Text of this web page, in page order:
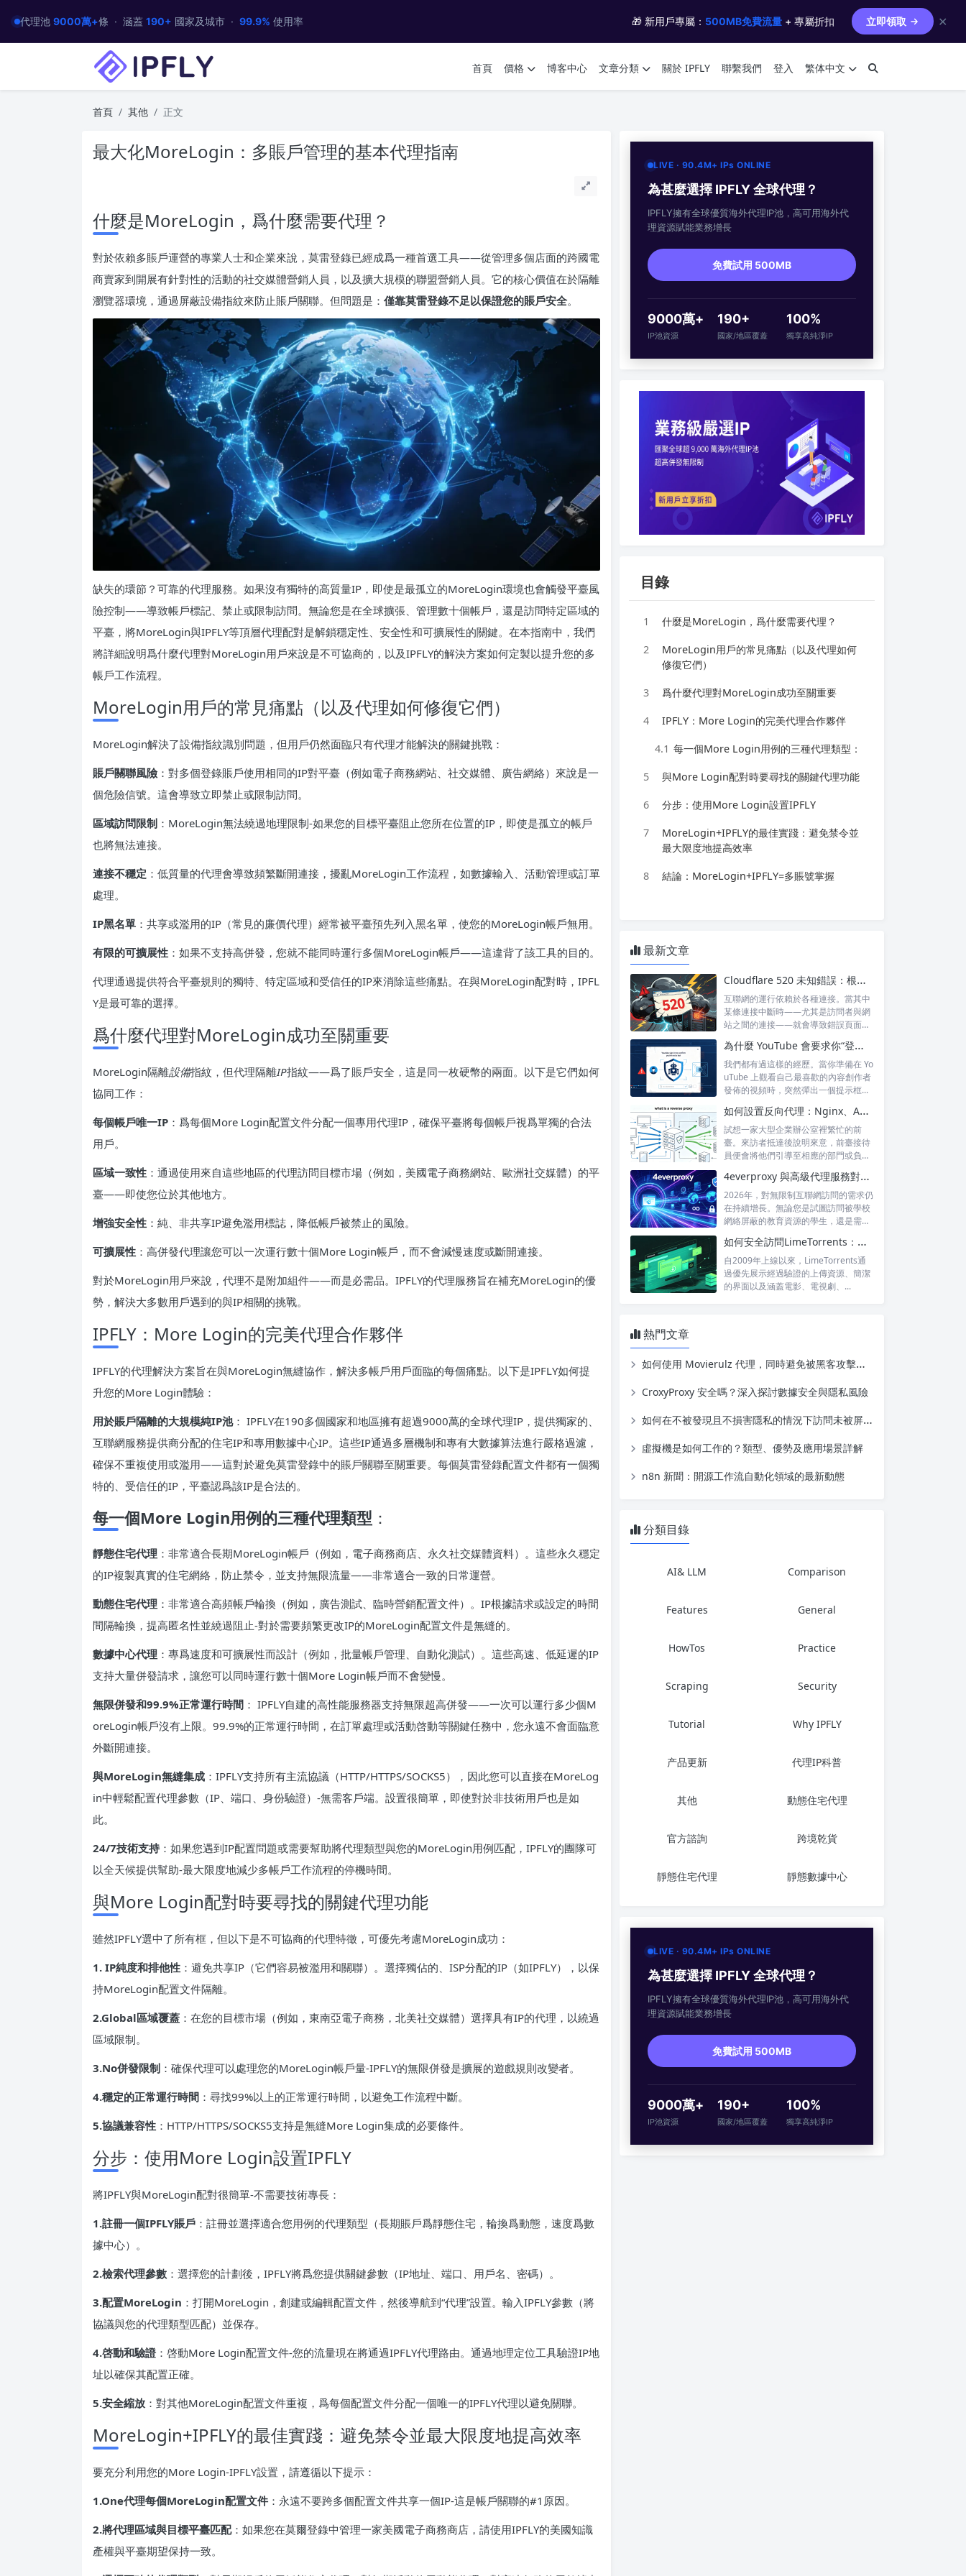
代理池 9000萬+條 · 涵蓋 190+ 國家及城市 · 99.9% 使用率 🎁 新用戶專屬： 500MB免費流量 + 專屬折扣 立即領取 ✕
首頁 價格 博客中心 文章分類 關於 IPFLY 聯繫我們 登入 繁体中文
首頁 其他 正文
最大化MoreLogin：多賬戶管理的基本代理指南
什麼是MoreLogin，爲什麼需要代理？
對於依賴多賬戶運營的專業人士和企業來說，莫雷登錄已經成爲一種首選工具——從管理多個店面的跨國電
商賣家到開展有針對性的活動的社交媒體營銷人員，以及擴大規模的聯盟營銷人員。它的核心價值在於隔離
瀏覽器環境，通過屏蔽設備指紋來防止賬戶關聯。但問題是： 僅靠莫雷登錄不足以保證您的賬戶安全。
缺失的環節？可靠的代理服務。如果沒有獨特的高質量IP，即使是最孤立的MoreLogin環境也會觸發平臺風
險控制——導致帳戶標記、禁止或限制訪問。無論您是在全球擴張、管理數十個帳戶，還是訪問特定區域的
平臺，將MoreLogin與IPFLY等頂層代理配對是解鎖穩定性、安全性和可擴展性的關鍵。在本指南中，我們
將詳細說明爲什麼代理對MoreLogin用戶來說是不可協商的，以及IPFLY的解決方案如何定製以提升您的多
帳戶工作流程。
MoreLogin用戶的常見痛點（以及代理如何修復它們）
MoreLogin解決了設備指紋識別問題，但用戶仍然面臨只有代理才能解決的關鍵挑戰：
賬戶關聯風險 ：對多個登錄賬戶使用相同的IP對平臺（例如電子商務網站、社交媒體、廣告網絡）來說是一
個危險信號。這會導致立即禁止或限制訪問。
區域訪問限制 ：MoreLogin無法繞過地理限制-如果您的目標平臺阻止您所在位置的IP，即使是孤立的帳戶
也將無法連接。
連接不穩定 ：低質量的代理會導致頻繁斷開連接，擾亂MoreLogin工作流程，如數據輸入、活動管理或訂單
處理。
IP黑名單 ：共享或濫用的IP（常見的廉價代理）經常被平臺預先列入黑名單，使您的MoreLogin帳戶無用。
有限的可擴展性 ：如果不支持高併發，您就不能同時運行多個MoreLogin帳戶——這違背了該工具的目的。
代理通過提供符合平臺規則的獨特、特定區域和受信任的IP來消除這些痛點。在與MoreLogin配對時，IPFL
Y是最可靠的選擇。
爲什麼代理對MoreLogin成功至關重要
MoreLogin隔離設備指紋，但代理隔離IP指紋——爲了賬戶安全，這是同一枚硬幣的兩面。以下是它們如何
協同工作：
每個帳戶唯一IP ：爲每個More Login配置文件分配一個專用代理IP，確保平臺將每個帳戶視爲單獨的合法
用戶。
區域一致性 ：通過使用來自這些地區的代理訪問目標市場（例如，美國電子商務網站、歐洲社交媒體）的平
臺——即使您位於其他地方。
增強安全性 ：純、非共享IP避免濫用標誌，降低帳戶被禁止的風險。
可擴展性 ：高併發代理讓您可以一次運行數十個More Login帳戶，而不會減慢速度或斷開連接。
對於MoreLogin用戶來說，代理不是附加組件——而是必需品。IPFLY的代理服務旨在補充MoreLogin的優
勢，解決大多數用戶遇到的與IP相關的挑戰。
IPFLY：More Login的完美代理合作夥伴
IPFLY的代理解決方案旨在與MoreLogin無縫協作，解決多帳戶用戶面臨的每個痛點。以下是IPFLY如何提
升您的More Login體驗：
用於賬戶隔離的大規模純IP池： IPFLY在190多個國家和地區擁有超過9000萬的全球代理IP，提供獨家的、
互聯網服務提供商分配的住宅IP和專用數據中心IP。這些IP通過多層機制和專有大數據算法進行嚴格過濾，
確保不重複使用或濫用——這對於避免莫雷登錄中的賬戶關聯至關重要。每個莫雷登錄配置文件都有一個獨
特的、受信任的IP，平臺認爲該IP是合法的。
每一個More Login用例的三種代理類型 ：
靜態住宅代理 ：非常適合長期MoreLogin帳戶（例如，電子商務商店、永久社交媒體資料）。這些永久穩定
的IP複製真實的住宅網絡，防止禁令，並支持無限流量——非常適合一致的日常運營。
動態住宅代理 ：非常適合高頻帳戶輪換（例如，廣告測試、臨時營銷配置文件）。IP根據請求或設定的時間
間隔輪換，提高匿名性並繞過阻止-對於需要頻繁更改IP的MoreLogin配置文件是無縫的。
數據中心代理 ：專爲速度和可擴展性而設計（例如，批量帳戶管理、自動化測試）。這些高速、低延遲的IP
支持大量併發請求，讓您可以同時運行數十個More Login帳戶而不會變慢。
無限併發和99.9%正常運行時間 ： IPFLY自建的高性能服務器支持無限超高併發——一次可以運行多少個M
oreLogin帳戶沒有上限。99.9%的正常運行時間，在訂單處理或活動啓動等關鍵任務中，您永遠不會面臨意
外斷開連接。
與MoreLogin無縫集成 ：IPFLY支持所有主流協議（HTTP/HTTPS/SOCKS5），因此您可以直接在MoreLog
in中輕鬆配置代理參數（IP、端口、身份驗證）-無需客戶端。設置很簡單，即使對於非技術用戶也是如
此。
24/7技術支持：如果您遇到IP配置問題或需要幫助將代理類型與您的MoreLogin用例匹配，IPFLY的團隊可
以全天候提供幫助-最大限度地減少多帳戶工作流程的停機時間。
與More Login配對時要尋找的關鍵代理功能
雖然IPFLY選中了所有框，但以下是不可協商的代理特徵，可優先考慮MoreLogin成功：
1. IP純度和排他性 ：避免共享IP（它們容易被濫用和關聯）。選擇獨佔的、ISP分配的IP（如IPFLY），以保
持MoreLogin配置文件隔離。
2.Global區域覆蓋 ：在您的目標市場（例如，東南亞電子商務，北美社交媒體）選擇具有IP的代理，以繞過
區域限制。
3.No併發限制 ：確保代理可以處理您的MoreLogin帳戶量-IPFLY的無限併發是擴展的遊戲規則改變者。
4.穩定的正常運行時間 ：尋找99%以上的正常運行時間，以避免工作流程中斷。
5.協議兼容性 ：HTTP/HTTPS/SOCKS5支持是無縫More Login集成的必要條件。
分步：使用More Login設置IPFLY
將IPFLY與MoreLogin配對很簡單-不需要技術專長：
1.註冊一個IPFLY賬戶 ：註冊並選擇適合您用例的代理類型（長期賬戶爲靜態住宅，輪換爲動態，速度爲數
據中心）。
2.檢索代理參數 ：選擇您的計劃後，IPFLY將爲您提供關鍵參數（IP地址、端口、用戶名、密碼）。
3.配置MoreLogin ：打開MoreLogin，創建或編輯配置文件，然後導航到“代理”設置。輸入IPFLY參數（將
協議與您的代理類型匹配）並保存。
4.啓動和驗證 ：啓動More Login配置文件-您的流量現在將通過IPFLY代理路由。通過地理定位工具驗證IP地
址以確保其配置正確。
5.安全縮放 ：對其他MoreLogin配置文件重複，爲每個配置文件分配一個唯一的IPFLY代理以避免關聯。
MoreLogin+IPFLY的最佳實踐：避免禁令並最大限度地提高效率
要充分利用您的More Login-IPFLY設置，請遵循以下提示：
1.One代理每個MoreLogin配置文件 ：永遠不要跨多個配置文件共享一個IP-這是帳戶關聯的#1原因。
2.將代理區域與目標平臺匹配：如果您在莫爾登錄中管理一家美國電子商務商店，請使用IPFLY的美國知識
產權與平臺期望保持一致。
LIVE · 90.4M+ IPs ONLINE
為甚麼選擇 IPFLY 全球代理？
IPFLY擁有全球優質海外代理IP池，高可用海外代
理資源賦能業務增長
免費試用 500MB
9000萬+
IP池資源
190+
國家/地區覆蓋
100%
獨享高純淨IP
目錄
1 什麼是MoreLogin，爲什麼需要代理？
2
MoreLogin用戶的常見痛點（以及代理如何
修復它們）
3 爲什麼代理對MoreLogin成功至關重要
4 IPFLY：More Login的完美代理合作夥伴
4.1 每一個More Login用例的三種代理類型：
5 與More Login配對時要尋找的關鍵代理功能
6 分步：使用More Login設置IPFLY
7
MoreLogin+IPFLY的最佳實踐：避免禁令並
最大限度地提高效率
8 結論：MoreLogin+IPFLY=多賬號掌握
最新文章
Cloudflare 520 未知錯誤：根本原因及永久預防技巧
互聯網的運行依賴於各種連接。當其中
某條連接中斷時——尤其是訪問者與網
站之間的連接——就會導致錯誤頁面的
為什麼 YouTube 會要求你“登錄以確認你不是機器人”？
我們都有過這樣的經歷。當你準備在 Yo
uTube 上觀看自己最喜歡的內容創作者
發佈的視頻時，突然彈出一個提示框...
如何設置反向代理：Nginx、Apache 和 HAProxy 詳解
試想一家大型企業辦公室裡繁忙的前
臺。來訪者抵達後說明來意，前臺接待
員便會將他們引導至相應的部門或負責
4everproxy 與高級代理服務對比：速度、隱私和可靠性的比較
2026年，對無限制互聯網訪問的需求仍
在持續增長。無論您是試圖訪問被學校
網絡屏蔽的教育資源的學生，還是需要
如何安全訪問LimeTorrents：使用家庭代理繞過封鎖
自2009年上線以來，LimeTorrents通
過優先展示經過驗證的上傳資源、簡潔
的界面以及涵蓋電影、電視劇、...
熱門文章
如何使用 Movierulz 代理，同時避免被黑客攻擊、追蹤或封鎖
CroxyProxy 安全嗎？深入探討數據安全與隱私風險
如何在不被發現且不損害隱私的情況下訪問未被屏蔽的YouTube
虛擬機是如何工作的？類型、優勢及應用場景詳解
n8n 新聞：開源工作流自動化領域的最新動態
分類目錄
AI& LLM Comparison
Features General
HowTos Practice
Scraping Security
Tutorial Why IPFLY
产品更新 代理IP科普
其他 動態住宅代理
官方諮詢 跨境乾貨
靜態住宅代理 靜態數據中心
LIVE · 90.4M+ IPs ONLINE
為甚麼選擇 IPFLY 全球代理？
IPFLY擁有全球優質海外代理IP池，高可用海外代
理資源賦能業務增長
免費試用 500MB
9000萬+
IP池資源
190+
國家/地區覆蓋
100%
獨享高純淨IP